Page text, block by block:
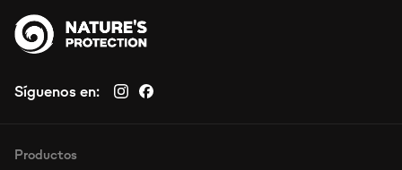
Síguenos en:
Productos